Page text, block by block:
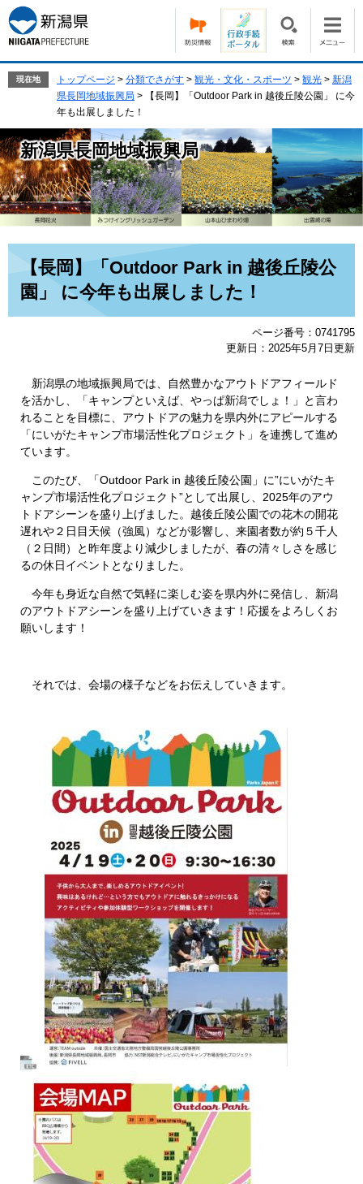
ー
ジ
の
す。
ニ
ュ
ー
し
て
本
文
へ
現在地 トップページ > 分類でさがす > 観光・文化・スポーツ > 観光 > 新潟
県長岡地域振興局 >
【長岡】「Outdoor Park in 越後丘陵公園」 に今
年も出展しました！
新潟県長岡地域振興局
【長岡】「Outdoor Park in 越後丘陵公
園」 に今年も出展しました！
ページ番号：0741795
更新日：2025年5月7日更新
​新潟県の地域振興局では、自然豊かなアウトドアフィールド
を活かし、「キャンプといえば、やっぱ新潟でしょ！」と言わ
れることを目標に、アウトドアの魅力を県内外にアピールする
「にいがたキャンプ市場活性化プロジェクト」を連携して進め
ています。
このたび、「Outdoor Park in 越後丘陵公園」に”にいがたキ
ャンプ市場活性化プロジェクト”として出展し、2025年のアウ
トドアシーンを盛り上げました。越後丘陵公園での花木の開花
遅れや２日目天候（強風）などが影響し、来園者数が約５千人
（２日間）と昨年度より減少しましたが、春の清々しさを感じ
るの休日イベントとなりました。
今年も身近な自然で気軽に楽しむ姿を県内外に発信し、新潟
のアウトドアシーンを盛り上げていきます！応援をよろしくお
願いします！
それでは、会場の様子などをお伝えしていきます。